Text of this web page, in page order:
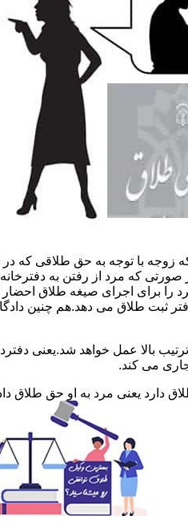
با توجه به حق طلاقی که در
صورتی که مرد از رفتن به
را برای اجرای صیغه طلاق
ثبت طلاق می دهد.هم چنین
بالا عمل خواهد شد.یعنی
می کند.
دارد یعنی مرد به او حق طلاق